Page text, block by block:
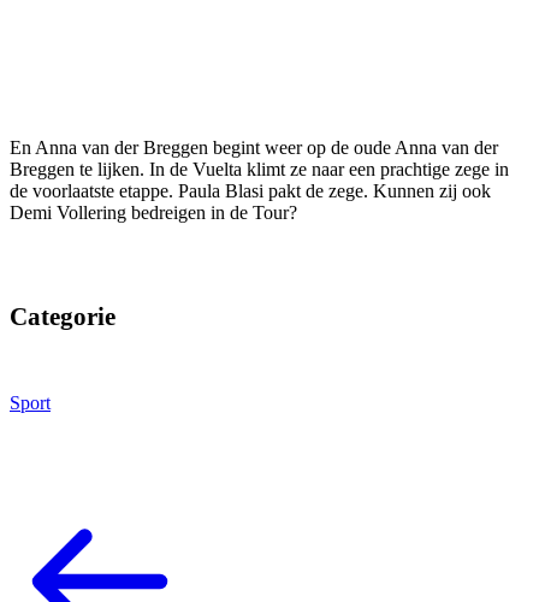
En Anna van der Breggen begint weer op de oude Anna van der
Breggen te lijken. In de Vuelta klimt ze naar een prachtige zege in
de voorlaatste etappe. Paula Blasi pakt de zege. Kunnen zij ook
Demi Vollering bedreigen in de Tour?
Categorie
Sport